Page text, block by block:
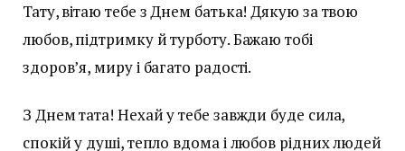
Тату, вітаю тебе з Днем батька! Дякую за твою
любов, підтримку й турботу. Бажаю тобі
здоров’я, миру і багато радості.
З Днем тата! Нехай у тебе завжди буде сила,
спокій у душі, тепло вдома і любов рідних людей